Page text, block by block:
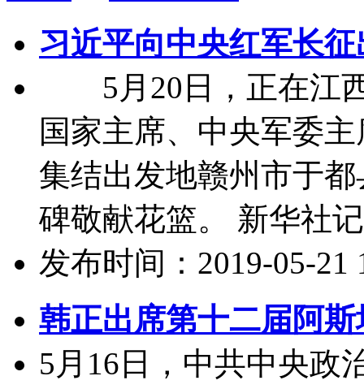
习近平向中央红军长
5月20日，正在江西
国家主席、中央军委
集结出发地赣州市于
碑敬献花篮。 新华社
发布时间：2019-05-21
韩正出席第十二届阿
5月16日，中共中央政